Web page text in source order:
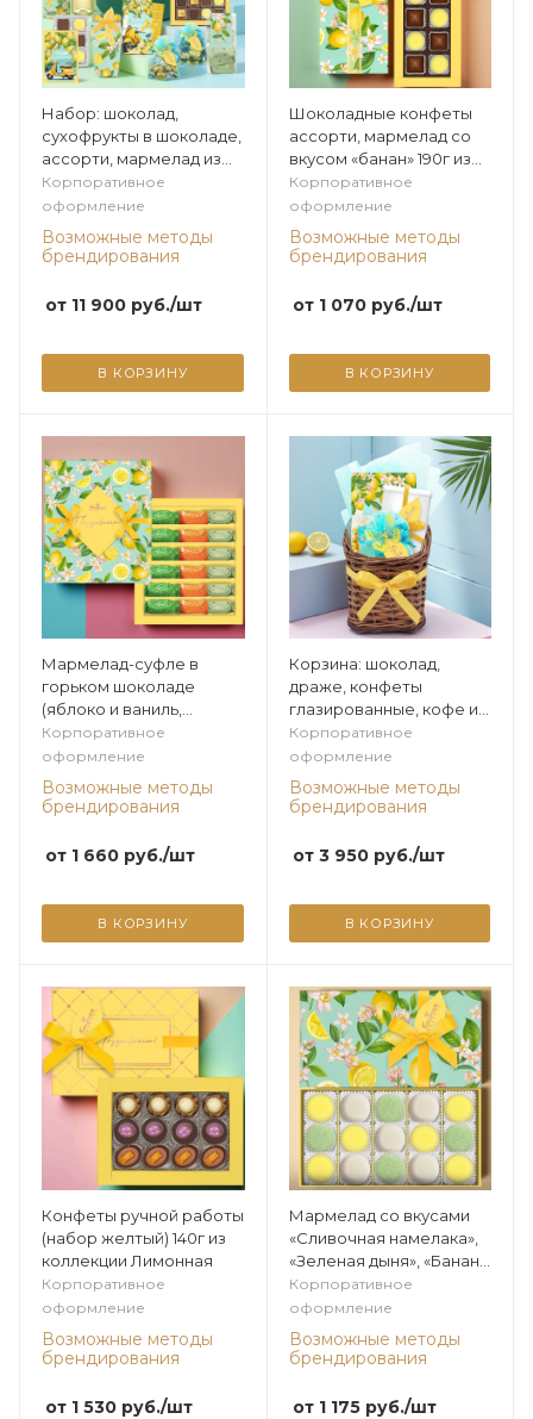
Набор: шоколад,
сухофрукты в шоколаде,
ассорти, мармелад из
коллекции Лимонная
Корпоративное
оформление
Возможные методы
брендирования
от 11 900 руб./шт
В КОРЗИНУ
Шоколадные конфеты
ассорти, мармелад со
вкусом «банан» 190г из
коллекции Лимонная
Корпоративное
оформление
Возможные методы
брендирования
от 1 070руб./шт
В КОРЗИНУ
Мармелад-суфле в
горьком шоколаде
(яблоко и ваниль,
апельсин и ваниль,
виноград и ваниль) 270г
из коллекции Лимонная
Корпоративное
оформление
Возможные методы
брендирования
от 1 660 руб./шт
В КОРЗИНУ
Корзина: шоколад,
драже, конфеты
глазированные, кофе из
коллекции Лимонная
Корпоративное
оформление
Возможные методы
брендирования
от 3 950руб./шт
В КОРЗИНУ
Конфеты ручной работы
(набор желтый) 140г из
коллекции Лимонная
Корпоративное
оформление
Возможные методы
брендирования
от 1 530 руб./шт
Мармелад со вкусами
«Сливочная намелака»,
«Зеленая дыня», «Банан»
255г из коллекции
Лимонная
Корпоративное
оформление
Возможные методы
брендирования
от 1 175руб./шт